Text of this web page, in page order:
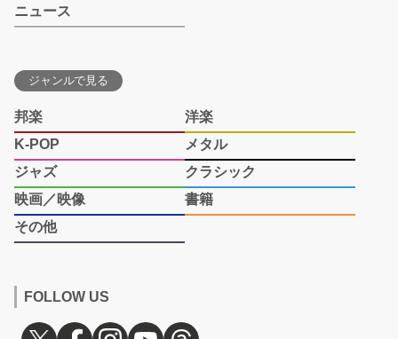
ニュース
ジャンルで見る
邦楽
洋楽
K-POP
メタル
ジャズ
クラシック
映画／映像
書籍
その他
FOLLOW US